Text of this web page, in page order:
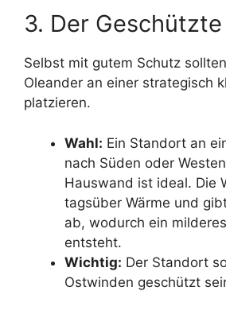
3. Der
Selbst mit gutem Schutz
Oleander an einer strategisch
platzieren.
Wahl: Ein Standort an
nach Süden oder
Hauswand ist ideal. Die
tagsüber Wärme und
ab, wodurch ein
entsteht.
Wichtig: Der Standort
Ostwinden geschützt